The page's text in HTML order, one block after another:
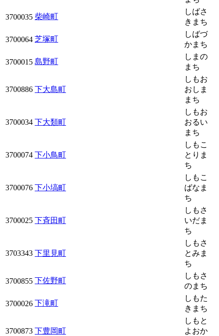
3700035 柴崎町
しばさ
きまち
3700064 芝塚町
しばづ
かまち
3700015 島野町
しまの
まち
3700886 下大島町
しもお
おしま
まち
3700034 下大類町
しもお
おるい
まち
3700074 下小鳥町
しもこ
とりま
ち
3700076 下小塙町
しもこ
ばなま
ち
3700025 下斉田町
しもさ
いだま
ち
3703343 下里見町
しもさ
とみま
ち
3700855 下佐野町
しもさ
のまち
3700026 下滝町
しもた
きまち
3700873 下豊岡町
しもと
よおか